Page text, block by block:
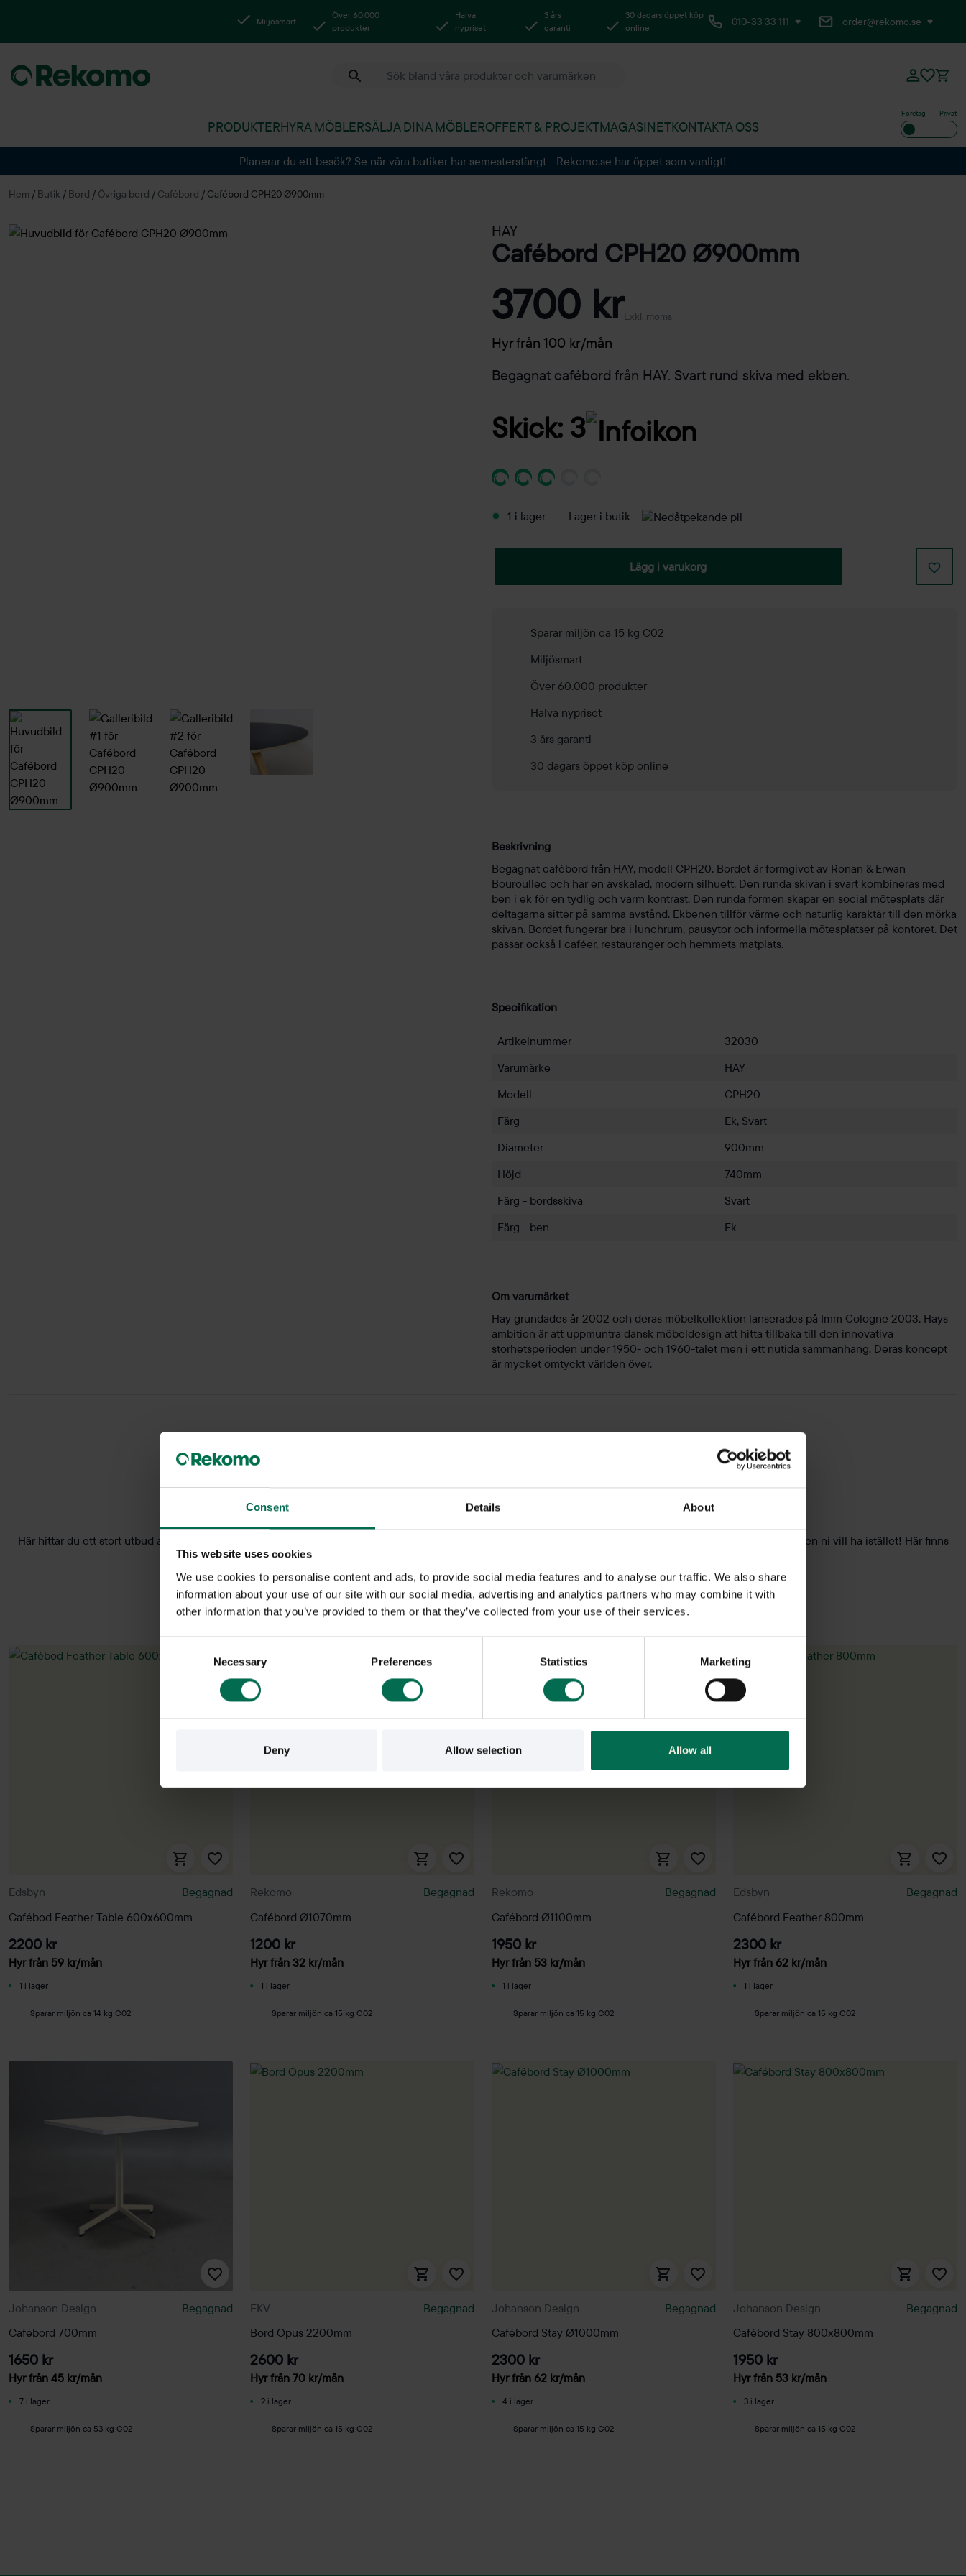
Consent Details About
This website uses cookies
We use cookies to personalise content and ads, to provide social media features and to analyse our traffic. We also share
information about your use of our site with our social media, advertising and analytics partners who may combine it with
other information that you’ve provided to them or that they’ve collected from your use of their services.
Selection
Necessary Preferences Statistics Marketing
Deny Allow selection Allow all
Miljösmart
Över 60.000
produkter
Halva
nypriset
3 års
garanti
30 dagars öppet köp
online
010-33 33 111 order@rekomo.se
PRODUKTERHYRA MÖBLERSÄLJA DINA MÖBLEROFFERT & PROJEKTMAGASINETKONTAKTA OSS
Företag Privat
Planerar du ett besök? Se när våra butiker har semesterstängt - Rekomo.se har öppet som vanligt!
Hem / Butik / Bord / Övriga bord / Cafébord / Cafébord CPH20 Ø900mm
HAY
Cafébord CPH20 Ø900mm
3700 krExkl. moms
Hyr från 100 kr/mån
Begagnat cafébord från HAY. Svart rund skiva med ekben.
Skick: 3
1 i lager Lager i butik
Lägg i varukorg
Sparar miljön ca 15 kg C02
Miljösmart
Över 60.000 produkter
Halva nypriset
3 års garanti
30 dagars öppet köp online
Beskrivning
Begagnat cafébord från HAY, modell CPH20. Bordet är formgivet av Ronan & Erwan
Bouroullec och har en avskalad, modern silhuett. Den runda skivan i svart kombineras med
ben i ek för en tydlig och varm kontrast. Den runda formen skapar en social mötesplats där
deltagarna sitter på samma avstånd. Ekbenen tillför värme och naturlig karaktär till den mörka
skivan. Bordet fungerar bra i lunchrum, pausytor och informella mötesplatser på kontoret. Det
passar också i caféer, restauranger och hemmets matplats.
Specifikation
Artikelnummer
32030
Varumärke
HAY
Modell
CPH20
Färg
Ek, Svart
Diameter
900mm
Höjd
740mm
Färg - bordsskiva
Svart
Färg - ben
Ek
Om varumärket
Hay grundades år 2002 och deras möbelkollektion lanserades på Imm Cologne 2003. Hays
ambition är att uppmuntra dansk möbeldesign att hitta tillbaka till den innovativa
storhetsperioden under 1950- och 1960-talet men i ett nutida sammanhang. Deras koncept
är mycket omtyckt världen över.
Cafébord
Här hittar du ett stort utbud av begagnade cafébord. Kafé- och fikarum tenderar att se likadana ut, nästan överallt. Skapa er egen stil med precis den stämningen ni vill ha istället! Här finns
massor av former, färger och material för att kunna skapa sin egen känsla.
Edsbyn
Begagnad
Cafébod Feather Table 600x600mm
2200 kr
Hyr från 59 kr/mån
1 i lager
Sparar miljön ca 14 kg C02
Rekomo
Begagnad
Cafébord Ø1070mm
1200 kr
Hyr från 32 kr/mån
1 i lager
Sparar miljön ca 15 kg C02
Rekomo
Begagnad
Cafébord Ø1100mm
1950 kr
Hyr från 53 kr/mån
1 i lager
Sparar miljön ca 15 kg C02
Edsbyn
Begagnad
Cafébord Feather 800mm
2300 kr
Hyr från 62 kr/mån
1 i lager
Sparar miljön ca 15 kg C02
Johanson Design
Begagnad
Cafébord 700mm
1650 kr
Hyr från 45 kr/mån
7 i lager
Sparar miljön ca 53 kg C02
EKV
Begagnad
Bord Opus 2200mm
2600 kr
Hyr från 70 kr/mån
2 i lager
Sparar miljön ca 15 kg C02
Johanson Design
Begagnad
Cafébord Stay Ø1000mm
2300 kr
Hyr från 62 kr/mån
4 i lager
Sparar miljön ca 15 kg C02
Johanson Design
Begagnad
Cafébord Stay 800x800mm
1950 kr
Hyr från 53 kr/mån
3 i lager
Sparar miljön ca 15 kg C02